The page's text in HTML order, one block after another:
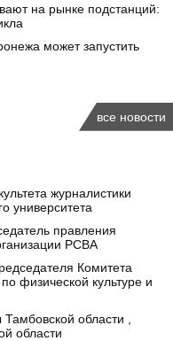
на рынке подстанций:
может запустить
все новости
журналистики
университета
правления
РСВА
Комитета
физической культуре и
области ,
области